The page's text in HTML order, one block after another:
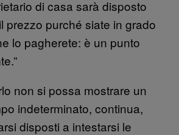
di casa sarà disposto
prezzo purché siate in grado
lo pagherete: è un punto
non si possa mostrare un
indeterminato, continua,
disposti a intestarsi le